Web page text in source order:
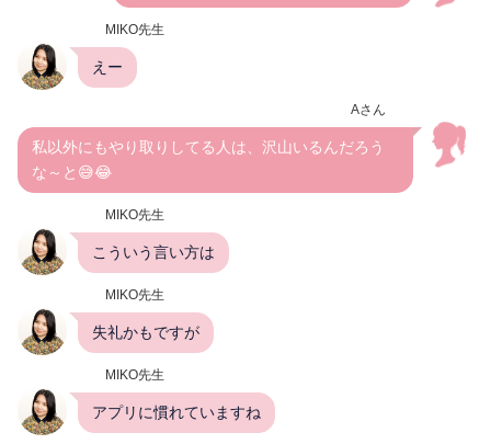
MIKO先生
えー
Aさん
私以外にもやり取りしてる人は、沢山いるんだろう
な～と😅😂
MIKO先生
こういう言い方は
MIKO先生
失礼かもですが
MIKO先生
アプリに慣れていますね